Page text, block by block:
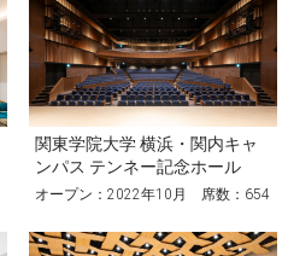
関東学院大学 横浜・関内キャ
ンパス テンネー記念ホール
オープン：2022年10月 席数：654